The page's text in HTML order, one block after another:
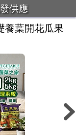
供應
養葉開花瓜果